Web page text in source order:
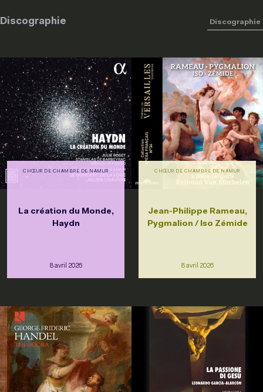
Discographie Discographie
CHŒUR DE CHAMBRE DE NAMUR
La création du Monde,
Haydn
8 avril 2026
CHŒUR DE CHAMBRE DE NAMUR
Jean-Philippe Rameau,
Pygmalion / Iso Zémide
8 avril 2026